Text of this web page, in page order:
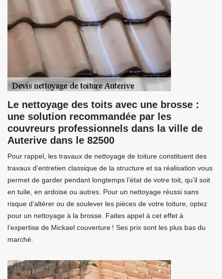
Le nettoyage des toits avec une brosse :
une solution recommandée par les
couvreurs professionnels dans la ville de
Auterive dans le 82500
Pour rappel, les travaux de nettoyage de toiture constituent des
travaux d’entretien classique de la structure et sa réalisation vous
permet de garder pendant longtemps l’état de votre toit, qu’il soit
en tuile, en ardoise ou autres. Pour un nettoyage réussi sans
risque d’altérer ou de soulever les pièces de votre toiture, optez
pour un nettoyage à la brosse. Faites appel à cet effet à
l’expertise de Mickael couverture ! Ses prix sont les plus bas du
marché.